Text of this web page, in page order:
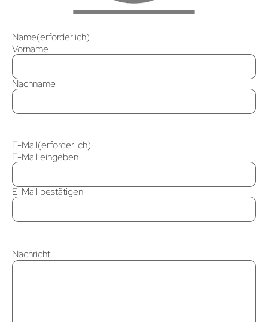
Name(erforderlich)
Vorname
Nachname
E-Mail(erforderlich)
E-Mail eingeben
E-Mail bestätigen
Nachricht